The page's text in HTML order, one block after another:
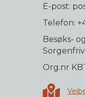
E-post:
Telefon:
Besøks-
Org.nr